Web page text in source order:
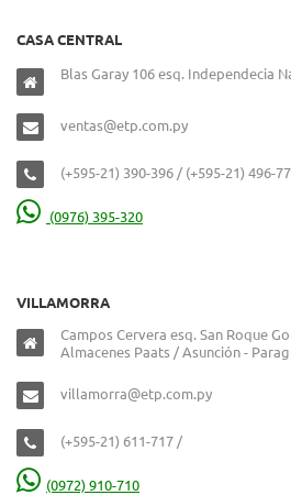
CASA CENTRAL
Blas Garay 106 esq. Independecia
ventas@etp.com.py
(+595-21) 390-396 / (+595-21) 496-
(0976) 395-320
VILLAMORRA
Campos Cervera esq. San Roque
Almacenes Paats / Asunción -
villamorra@etp.com.py
(+595-21) 611-717 /
(0972) 910-710